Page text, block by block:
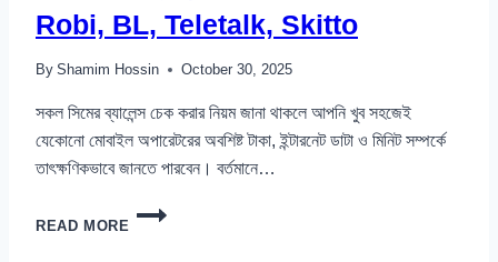
Robi, BL, Teletalk, Skitto
By Shamim Hossin October 30, 2025
সকল সিমের ব্যালেন্স চেক করার নিয়ম জানা থাকলে আপনি খুব সহজেই
যেকোনো মোবাইল অপারেটরের অবশিষ্ট টাকা, ইন্টারনেট ডাটা ও মিনিট সম্পর্কে
তাৎক্ষণিকভাবে জানতে পারবেন। বর্তমানে…
READ MORE
সকল
সিমের